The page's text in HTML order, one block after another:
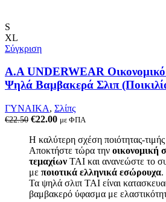
S
XL
Σύγκριση
A.A UNDERWEAR
Ψηλά Βαμβακερά Σλιπ
ΓΥΝΑΙΚΑ, Σλίπς
€22.50 Original
was:
€22.50.
€22.00Η
τιμή
είναι:
€22.00.
με ΦΠΑ
Η καλύτερη σχέση ποιότητας-
Αποκτήστε τώρα την οικονομική
τεμαχίων TAI και ανανεώστε το
με ποιοτικά ελληνικά εσώρουχα.
Τα ψηλά σλιπ TAI είναι
βαμβακερό ύφασμα με